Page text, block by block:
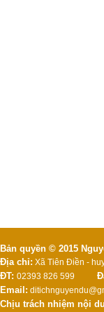
Bản quyền © 2015
Địa chỉ: Xã Tiên Điền -
ĐT: 02393 826 599
Email:
Chịu trách nhiệm nội